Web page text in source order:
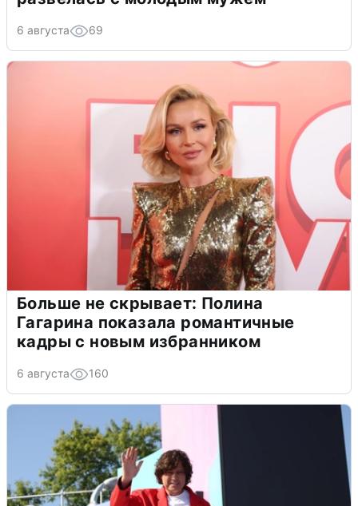
6 августа 69
Больше не скрывает: Полина
Гагарина показала романтичные
кадры с новым избранником
6 августа 160